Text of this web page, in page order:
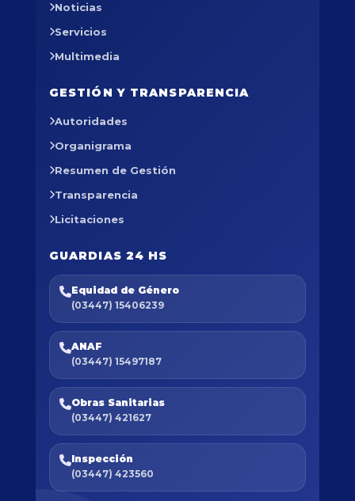
Noticias
Servicios
Multimedia
GESTIÓN Y TRANSPARENCIA
Autoridades
Organigrama
Resumen de Gestión
Transparencia
Licitaciones
GUARDIAS 24 HS
Equidad de Género
(03447) 15406239
ANAF
(03447) 15497187
Obras Sanitarias
(03447) 421627
Inspección
(03447) 423560